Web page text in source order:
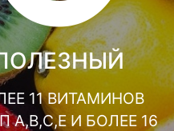
11 ВИТАМИНОВ
А,В,С,Е И БОЛЕЕ 16